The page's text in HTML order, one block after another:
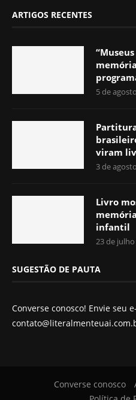
ARTIGOS RECENTES
5 de
viram
3 de
Livro
infantil
23 de
SUGESTÃO DE PAUTA
Converse conosco! Envie seu
Converse conosco